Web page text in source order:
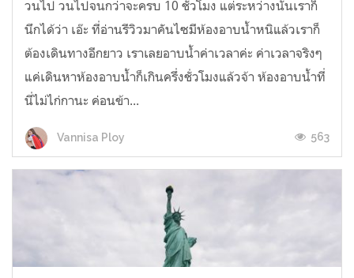
วนไป วนไปจนกว่าจะครบ 10 ชั่วโมง แต่ระหว่างนั้นเราก็
นึกได้ว่า เอ๊ะ ที่อ่านรีวิวมาคันไซมีห้องอาบน้ำหนิแล้วเราก็
ต้องเดินทางอีกยาว เราเลยอาบน้ำค่าเวลาค่ะ ค่าเวลาจริงๆ
แค่เดินหาห้องอาบน้ำก็เกินครึ่งชั่วโมงแล้วจ้า ห้องอาบน้ำที่
นี่ไม่ไก่กานะ ค่อนข้า...
Vannisa Ploy 563